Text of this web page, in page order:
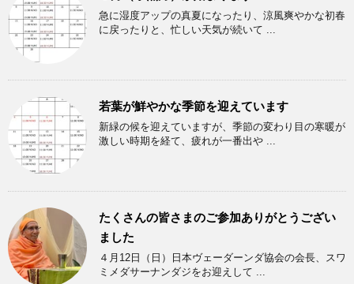
急に湿度アップの真夏になったり、涼風爽やかな初春
に戻ったりと、忙しい天気が続いて ...
若葉が鮮やかな季節を迎えています
新緑の候を迎えていますが、季節の変わり目の寒暖が
激しい時期を経て、疲れが一番出や ...
たくさんの皆さまのご参加ありがとうござい
ました
４月12日（日）日本ヴェーダーンダ協会の会長、スワ
ミメダサーナンダジをお迎えして ...